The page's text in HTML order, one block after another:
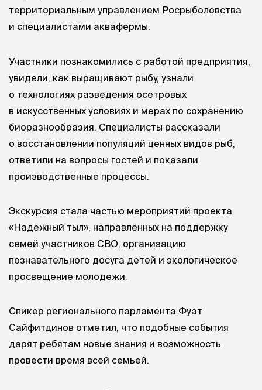
территориальным управлением Росрыболовства
и специалистами аквафермы.
Участники познакомились с работой предприятия,
увидели, как выращивают рыбу, узнали
о технологиях разведения осетровых
в искусственных условиях и мерах по сохранению
биоразнообразия. Специалисты рассказали
о восстановлении популяций ценных видов рыб,
ответили на вопросы гостей и показали
производственные процессы.
Экскурсия стала частью мероприятий проекта
«Надежный тыл», направленных на поддержку
семей участников СВО, организацию
познавательного досуга детей и экологическое
просвещение молодежи.
Спикер регионального парламента Фуат
Сайфитдинов отметил, что подобные события
дарят ребятам новые знания и возможность
провести время всей семьей.